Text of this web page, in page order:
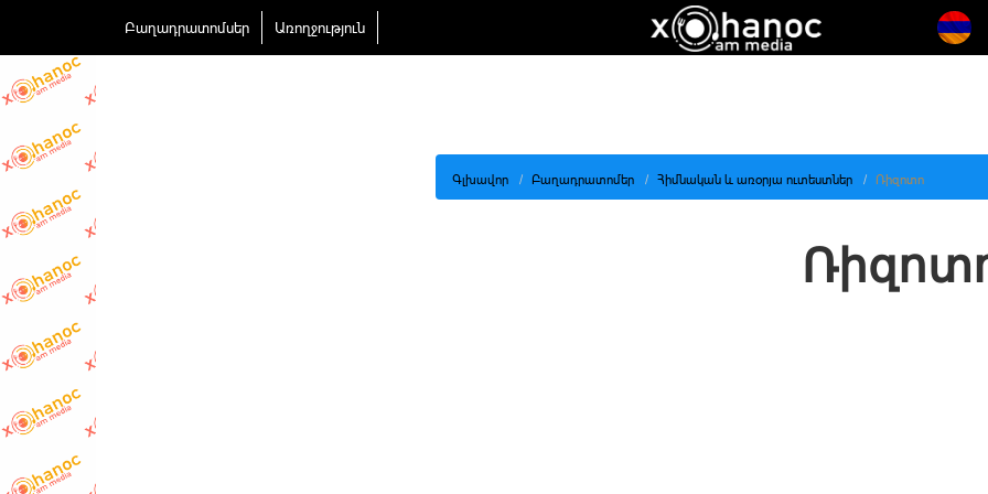
Բաղադրատոմսեր Առողջություն
Գլխավոր Բաղադրատոմեր Հիմնական և առօրյա ուտեստներ Ռիզոտո